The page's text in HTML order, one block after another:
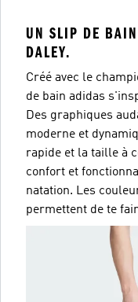
UN SLIP DE BAIN
DALEY.
Créé avec le
de bain adidas
Des graphiques
moderne et
rapide et la taille à
confort et
natation. Les
permettent de te